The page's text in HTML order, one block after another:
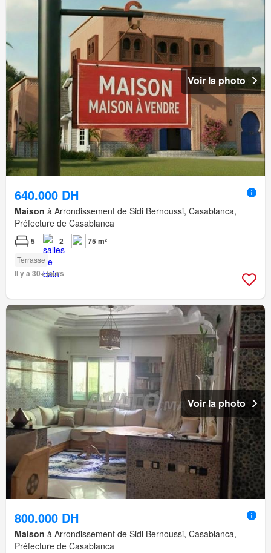
Voir la photo
640.000 DH
Maison à Arrondissement de Sidi Bernoussi, Casablanca,
Préfecture de Casablanca
5 2 75 m²
Terrasse
Il y a 30+ jours
Voir la photo
800.000 DH
Maison à Arrondissement de Sidi Bernoussi, Casablanca,
Préfecture de Casablanca